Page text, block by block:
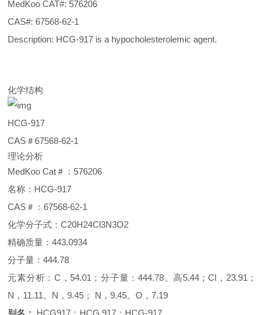
MedKoo CAT#: 576206
CAS#: 67568-62-1
Description: HCG-917 is a hypocholesterolemic agent.
化学结构
HCG-917
CAS＃67568-62-1
理论分析
MedKoo Cat＃：576206
名称：HCG-917
CAS＃：67568-62-1
化学分子式：C20H24Cl3N3O2
精确质量：443.0934
分子量：444.78
元素分析：C，54.01；分子量：444.78。高5.44；Cl，23.91；
N，11.11。N，9.45； N，9.45。O，7.19
别名： HCG917； HCG 917； HCG-917